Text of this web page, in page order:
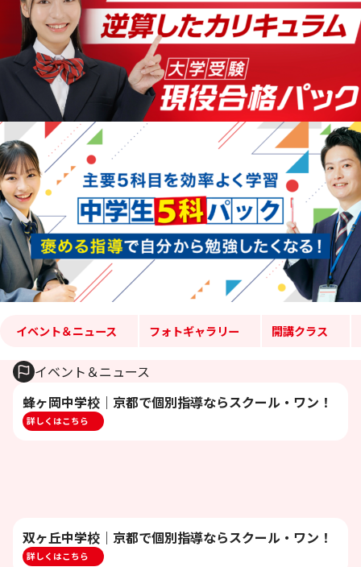
イベント＆ニュース フォトギャラリー 開講クラス
イベント＆ニュース
蜂ヶ岡中学校｜京都で個別指導ならスクール・ワン！
詳しくはこちら
双ヶ丘中学校｜京都で個別指導ならスクール・ワン！
詳しくはこちら